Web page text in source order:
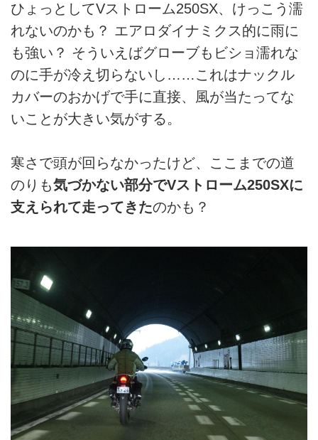
ひょっとしてVストローム250SX、けっこう濡
れないのかも？ エアロダイナミクス的に雨に
も強い？ そういえばグローブもビショ濡れな
のに手が冷え切らないし……これはナックル
カバーのおかげで手に直接、風が当たってな
いことが大きい気がする。
寒さで頭が回らなかったけど、ここまでの道
のりも気づかない部分でVストローム250SXに
支えられて走ってきたのかも？